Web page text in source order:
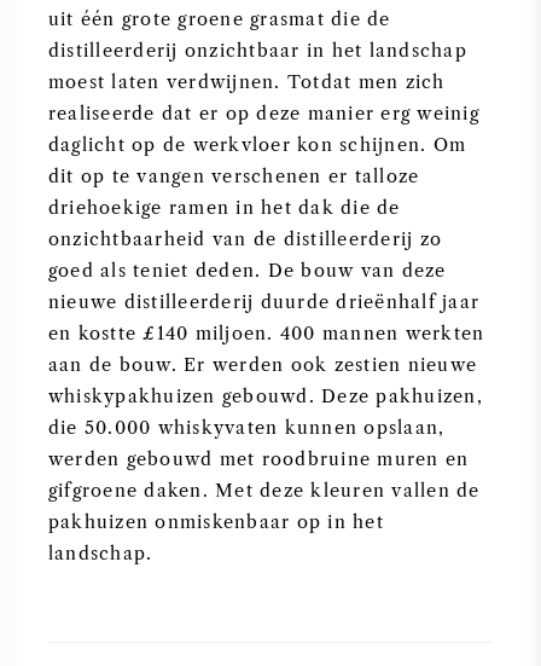
uit één grote groene grasmat die de
distilleerderij onzichtbaar in het landschap
moest laten verdwijnen. Totdat men zich
realiseerde dat er op deze manier erg weinig
daglicht op de werkvloer kon schijnen. Om
dit op te vangen verschenen er talloze
driehoekige ramen in het dak die de
onzichtbaarheid van de distilleerderij zo
goed als teniet deden. De bouw van deze
nieuwe distilleerderij duurde drieënhalf jaar
en kostte £140 miljoen. 400 mannen werkten
aan de bouw. Er werden ook zestien nieuwe
whiskypakhuizen gebouwd. Deze pakhuizen,
die 50.000 whiskyvaten kunnen opslaan,
werden gebouwd met roodbruine muren en
gifgroene daken. Met deze kleuren vallen de
pakhuizen onmiskenbaar op in het
landschap.